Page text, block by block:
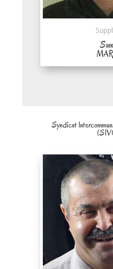
Syndicat